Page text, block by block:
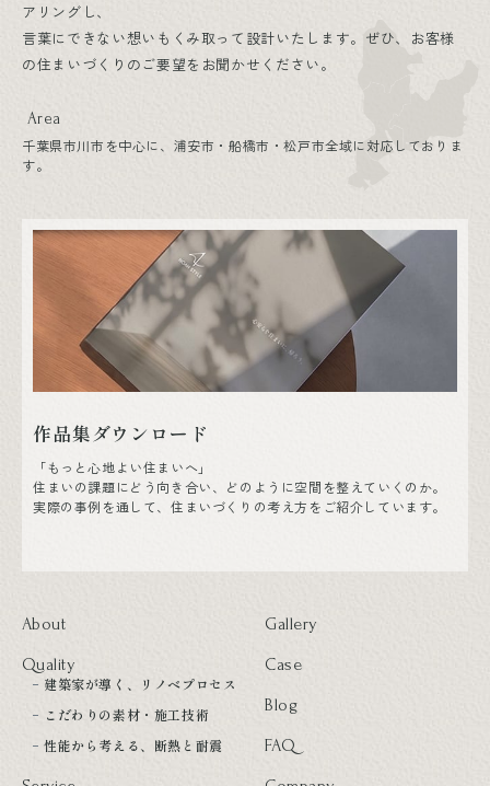
アリングし、
言葉にできない想いもくみ取って設計いたします。ぜひ、お客様
の住まいづくりのご要望をお聞かせください。
Area
千葉県市川市を中心に、浦安市・船橋市・松戸市全域に対応しておりま
す。
作品集ダウンロード
「もっと心地よい住まいへ」
住まいの課題にどう向き合い、どのように空間を整えていくのか。
実際の事例を通して、住まいづくりの考え方をご紹介しています。
About
Quality
建築家が導く、リノベプロセス
こだわりの素材・施工技術
性能から考える、断熱と耐震
Gallery
Case
Blog
FAQ